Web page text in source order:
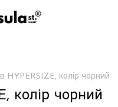
HYPERSIZE, колір чорний
колір чорний